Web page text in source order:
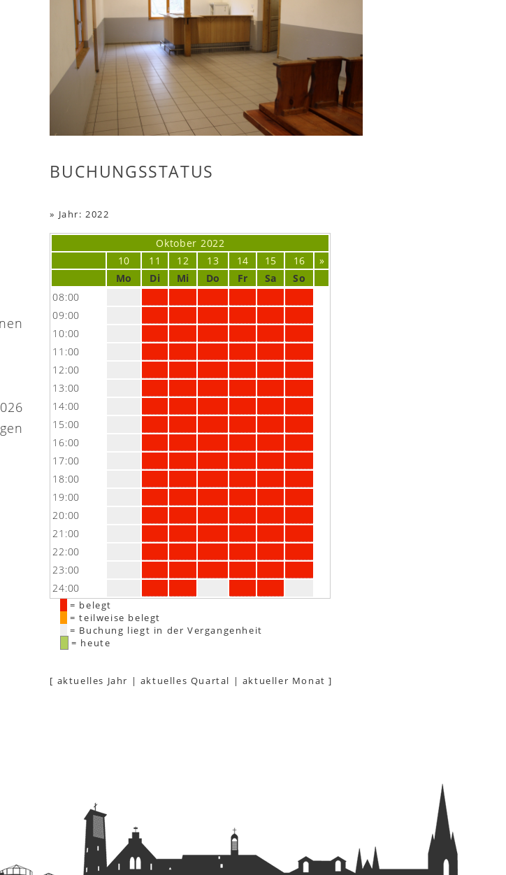
BUCHUNGSSTATUS
» Jahr: 2022
Oktober 2022
10
11 12 13 14 15 16
»
Mo
Di Mi Do Fr Sa
So
08:00
09:00
10:00
11:00
12:00
13:00
14:00
15:00
16:00
17:00
18:00
19:00
20:00
21:00
22:00
23:00
24:00
= belegt
= teilweise belegt
= Buchung liegt in der Vergangenheit
= heute
[ aktuelles Jahr | aktuelles Quartal | aktueller Monat ]